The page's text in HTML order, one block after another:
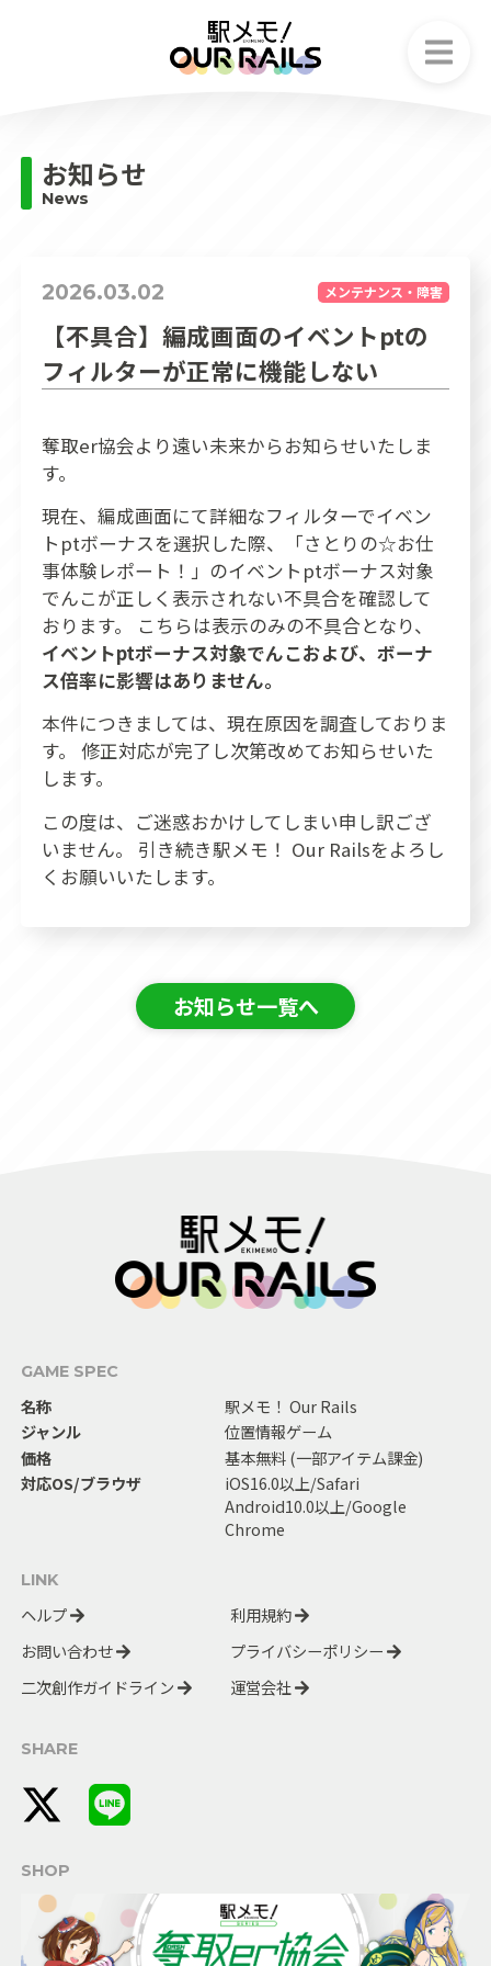
ストーリー
Story
Character
ゲームシステム
Game system
フェア情報
お知らせ
News
2026.03.02 メンテナンス・障害
【不具合】編成画面のイベントptの
フィルターが正常に機能しない
奪取er協会より遠い未来からお知らせいたしま
す。
現在、編成画面にて詳細なフィルターでイベン
トptボーナスを選択した際、「さとりの☆お仕
事体験レポート！」のイベントptボーナス対象
でんこが正しく表示されない不具合を確認して
おります。 こちらは表示のみの不具合となり、
イベントptボーナス対象でんこおよび、ボーナ
ス倍率に影響はありません。
本件につきましては、現在原因を調査しておりま
す。 修正対応が完了し次第改めてお知らせいた
します。
この度は、ご迷惑おかけしてしまい申し訳ござ
いません。 引き続き駅メモ！ Our Railsをよろし
くお願いいたします。
お知らせ一覧へ
GAME SPEC
名称
駅メモ！ Our Rails
ジャンル
位置情報ゲーム
価格
基本無料 (一部アイテム課金)
対応OS/ブラウザ
iOS16.0以上/Safari
Android10.0以上/Google
Chrome
LINK
ヘルプ
利用規約
お問い合わせ
プライバシーポリシー
二次創作ガイドライン
運営会社
SHARE
SHOP